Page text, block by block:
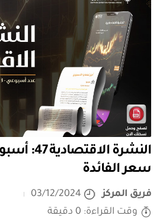
النشرة
سعر الفائدة
فريق المركز
03/12/2024
وقت القراءة: 0 دقيقة